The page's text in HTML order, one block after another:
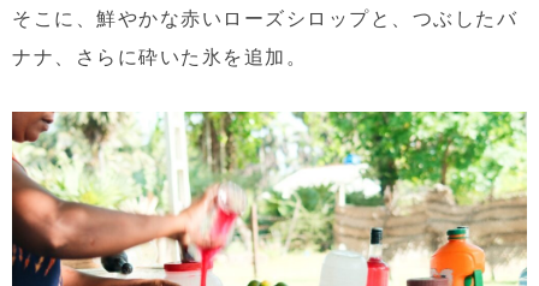
そこに、鮮やかな赤いローズシロップと、つぶしたバ
ナナ、さらに砕いた氷を追加。